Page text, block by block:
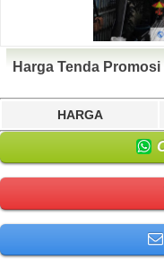
Harga Tenda
HARGA